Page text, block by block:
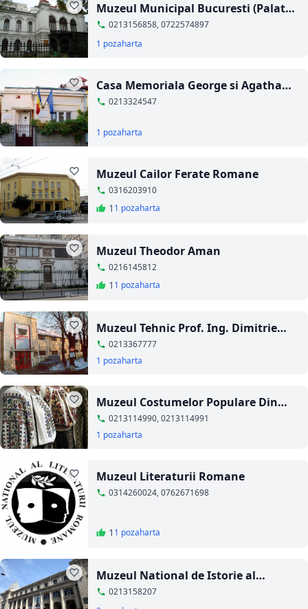
Muzeul Municipal Bucuresti (Palatul
Sutu)
0213156858, 0722574897
1 pozaharta
Casa Memoriala George si Agatha
Bacovia
0213324547
1 pozaharta
Muzeul Cailor Ferate Romane
0316203910
1 1 pozaharta
Muzeul Theodor Aman
0216145812
1 1 pozaharta
Muzeul Tehnic Prof. Ing. Dimitrie
Leonida
0213367777
1 pozaharta
Muzeul Costumelor Populare Din
Romania
0213114990, 0213114991
1 pozaharta
Muzeul Literaturii Romane
0314260024, 0762671698
1 1 pozaharta
Muzeul National de Istorie al
Romaniei
0213158207